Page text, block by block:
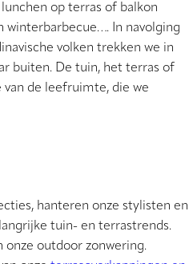
op terras of balkon
winterbarbecue…. In navolging
volken trekken we in
buiten. De tuin, het terras of
van de leefruimte, die we
hanteren onze stylisten en
tuin- en terrastrends.
onze outdoor zonwering.